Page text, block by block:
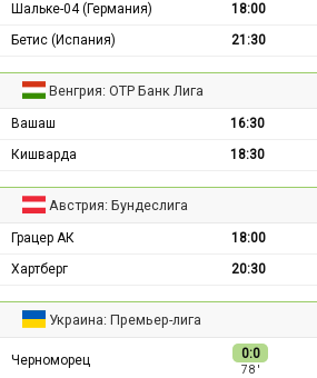
Шальке-04 (Германия)
18:00
Бетис (Испания)
21:30
Венгрия: ОТР Банк Лига
Вашаш 16:30
Кишварда
18:30
Австрия: Бундеслига
Грацер АК 18:00
Хартберг
20:30
Украина: Премьер-лига
Черноморец 0:0
78 ′